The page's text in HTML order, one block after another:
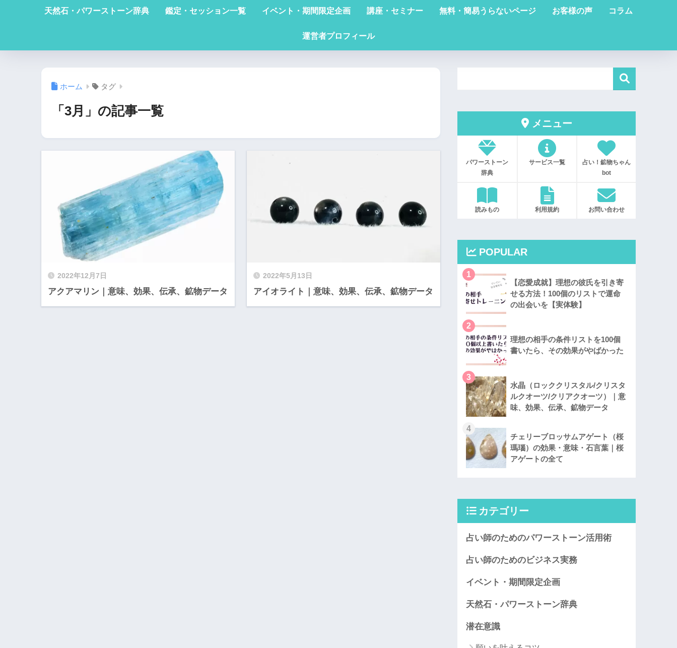
天然石・パワーストーン辞典 鑑定・セッション一覧 イベント・期間限定企画 講座・セミナー 無料・簡易うらないページ お客様の声 コラム
運営者プロフィール
ホーム タグ
「3月」の記事一覧
2022年12月7日
アクアマリン｜意味、効果、伝承、鉱物データ
2022年5月13日
アイオライト｜意味、効果、伝承、鉱物データ
メニュー
パワーストーン
辞典
サービス一覧
占い！鉱物ちゃん
bot
読みもの 利用規約 お問い合わせ
POPULAR
1
【恋愛成就】理想の彼氏を引き寄
せる方法！100個のリストで運命
の出会いを【実体験】
2
理想の相手の条件リストを100個
書いたら、その効果がやばかった
3
水晶（ロッククリスタル/クリスタ
ルクオーツ/クリアクオーツ）｜意
味、効果、伝承、鉱物データ
4
チェリーブロッサムアゲート（桜
瑪瑙）の効果・意味・石言葉｜桜
アゲートの全て
カテゴリー
占い師のためのパワーストーン活用術
占い師のためのビジネス実務
イベント・期間限定企画
天然石・パワーストーン辞典
潜在意識